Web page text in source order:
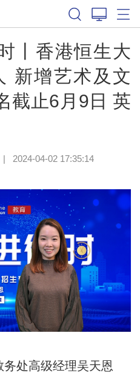
丨香港恒生大
新增艺术及文
截止6月9日 英
2024-04-02 17:35:14
处高级经理吴天恩